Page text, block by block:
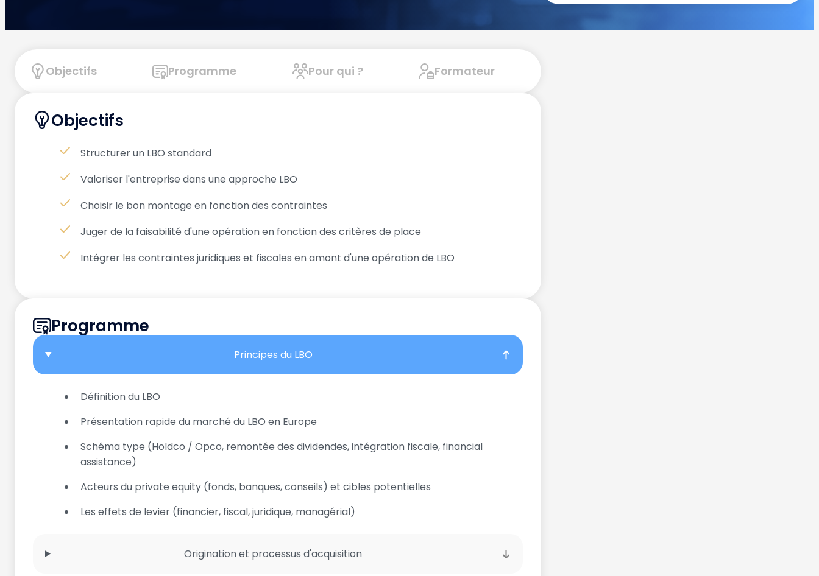
Objectifs Programme Pour qui ? Formateur
Objectifs
Structurer un LBO standard
Valoriser l'entreprise dans une approche LBO
Choisir le bon montage en fonction des contraintes
Juger de la faisabilité d'une opération en fonction des critères de place
Intégrer les contraintes juridiques et fiscales en amont d'une opération de LBO
Programme
Principes du LBO
Définition du LBO
Présentation rapide du marché du LBO en Europe
Schéma type (Holdco / Opco, remontée des dividendes, intégration fiscale, financial
assistance)
Acteurs du private equity (fonds, banques, conseils) et cibles potentielles
Les effets de levier (financier, fiscal, juridique, managérial)
Origination et processus d'acquisition